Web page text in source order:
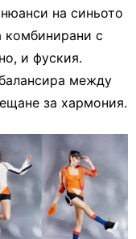
на синьото
комбинирани с
и фуския.
между
за хармония.